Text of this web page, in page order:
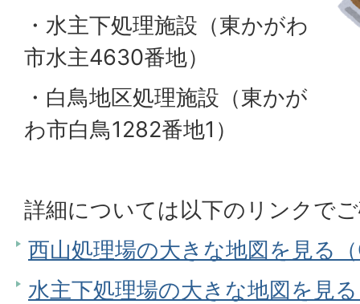
・水主下処理施設（東かがわ
市水主4630番地）
・白鳥地区処理施設（東かが
わ市白鳥1282番地1）
詳細については以下のリンクで
西山処理場の大きな地図を見る
水主下処理場の大きな地図を見